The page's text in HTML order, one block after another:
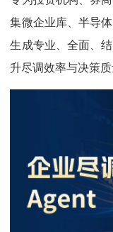
集微企业库、半导
生成专业、全面、
升尽调效率与决策质